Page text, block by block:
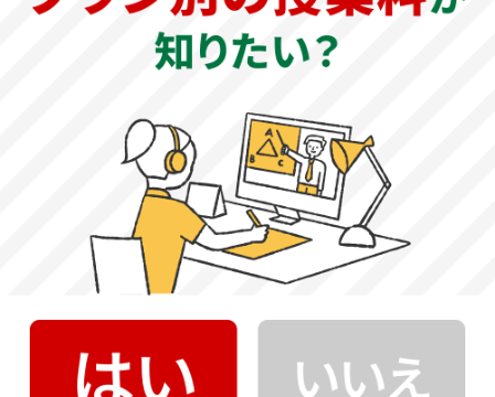
中央学院大学商学部の特徴
中央学院大学商学部は、「ヒト・モノ・カネ・情報」の観
点から社会や組織を分析し、消費者と生産者の幸せに貢献
することができる専門性と多様性を兼ね備えた「即戦力の
ビジネスリーダー」を育成しています。アカデミック・ア
ドバイザー制度を導入するなど、少人数教育ときめ細かな
サポートで商学を基礎から修得することができます。2年次
からは、〈商学総合コース〉〈経営コース〉〈情報コー
ス〉など、7つのコースに分かれ、専門分野を学びます。法
学部の専門科目も履修することができ、商学部の単位とし
て認定されます。